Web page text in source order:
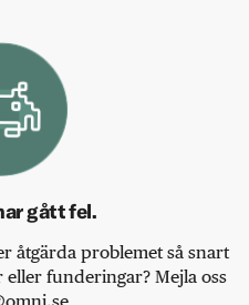
gått fel.
åtgärda problemet så snart
funderingar? Mejla oss